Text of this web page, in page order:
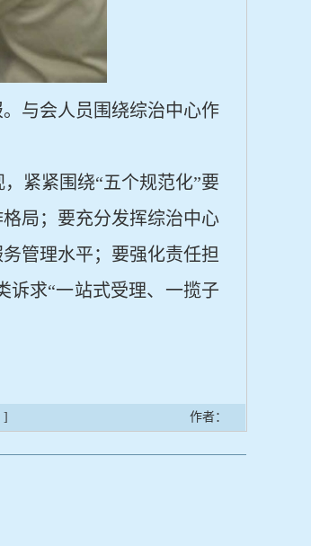
与会人员围绕综治中心作
紧紧围绕“五个规范化”要
局；要充分发挥综治中心
管理水平；要强化责任担
诉求“一站式受理、一揽子
] 作者：